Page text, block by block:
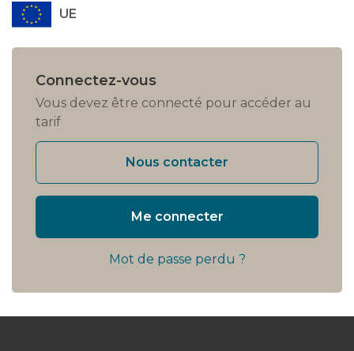
UE
Connectez-vous
Vous devez être connecté pour accéder au
tarif
Nous contacter
Me connecter
Mot de passe perdu ?